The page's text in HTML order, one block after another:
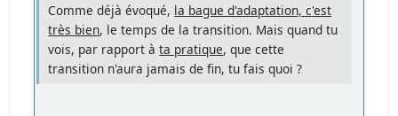
Comme déjà évoqué, la bague d'adaptation, c'est
très bien, le temps de la transition. Mais quand tu
vois, par rapport àta pratique, que cette
transition n'aura jamais de fin, tu fais quoi ?